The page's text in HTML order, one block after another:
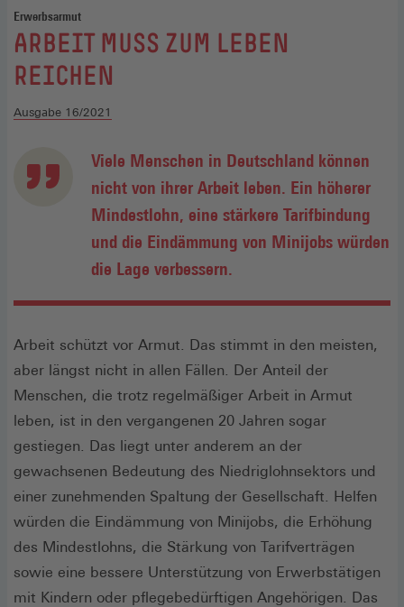
Erwerbsarmut
:
ARBEIT MUSS ZUM LEBEN
REICHEN
Ausgabe 16/2021
Viele Menschen in Deutschland können
nicht von ihrer Arbeit leben. Ein höherer
Mindestlohn, eine stärkere Tarifbindung
und die Eindämmung von Minijobs würden
die Lage verbessern.
Arbeit schützt vor Armut. Das stimmt in den meisten,
aber längst nicht in allen Fällen. Der Anteil der
Menschen, die trotz regelmäßiger Arbeit in Armut
leben, ist in den vergangenen 20 Jahren sogar
gestiegen. Das liegt unter anderem an der
gewachsenen Bedeutung des Niedriglohnsektors und
einer zunehmenden Spaltung der Gesellschaft. Helfen
würden die Eindämmung von Minijobs, die Erhöhung
des Mindestlohns, die Stärkung von Tarifverträgen
sowie eine bessere Unterstützung von Erwerbstätigen
mit Kindern oder pflegebedürftigen Angehörigen. Das